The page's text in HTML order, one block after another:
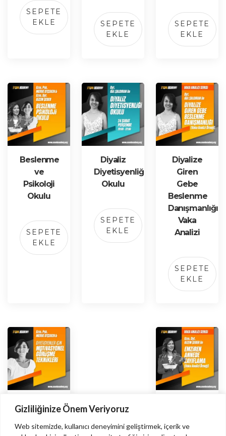
Gizliliğinize Önem Veriyoruz
Web sitemizde, kullanıcı deneyimini geliştirmek, içerik ve
SEPETE
EKLE
SEPETE
EKLE
SEPETE
EKLE
Beslenme
ve
Psikoloji
Okulu
SEPETE
EKLE
Diyaliz
Diyetisyenliği
Okulu
SEPETE
EKLE
Diyalize
Giren
Gebe
Beslenme
Danışmanlığı
Vaka
Analizi
SEPETE
EKLE
Diyetisyenler
için
Motivasyonel
Zayıflama